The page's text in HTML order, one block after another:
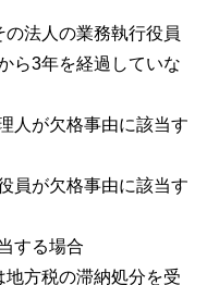
の法人の業務執行役員
ら3年を経過していな
人が欠格事由に該当す
員が欠格事由に該当す
する場合
地方税の滞納処分を受